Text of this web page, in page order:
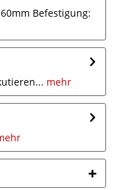
Befestigung:
mehr